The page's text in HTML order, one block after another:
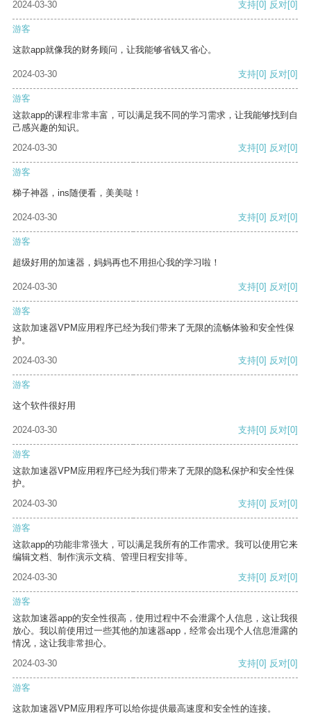
2024-03-30 支持[0] 反对[0]
游客
这款app就像我的财务顾问，让我能够省钱又省心。
2024-03-30 支持[0] 反对[0]
游客
这款app的课程非常丰富，可以满足我不同的学习需求，让我能够找到自
己感兴趣的知识。
2024-03-30
支持[0] 反对[0]
游客
梯子神器，ins随便看，美美哒！
2024-03-30 支持[0] 反对[0]
游客
超级好用的加速器，妈妈再也不用担心我的学习啦！
2024-03-30 支持[0] 反对[0]
游客
这款加速器VPM应用程序已经为我们带来了无限的流畅体验和安全性保
护。
2024-03-30
支持[0] 反对[0]
游客
这个软件很好用
2024-03-30 支持[0] 反对[0]
游客
这款加速器VPM应用程序已经为我们带来了无限的隐私保护和安全性保
护。
2024-03-30
支持[0] 反对[0]
游客
这款app的功能非常强大，可以满足我所有的工作需求。我可以使用它来
编辑文档、制作演示文稿、管理日程安排等。
2024-03-30
支持[0] 反对[0]
游客
这款加速器app的安全性很高，使用过程中不会泄露个人信息，这让我很
放心。我以前使用过一些其他的加速器app，经常会出现个人信息泄露的
情况，这让我非常担心。
2024-03-30
支持[0] 反对[0]
游客
这款加速器VPM应用程序可以给你提供最高速度和安全性的连接。